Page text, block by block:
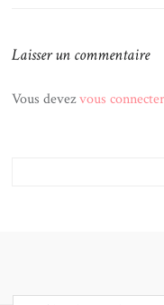
Laisser un commentaire
Vous devezvous connecter